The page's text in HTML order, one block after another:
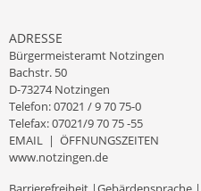
ADRESSE
Bürgermeisteramt Notzingen
Bachstr. 50
D-73274 Notzingen
Telefon: 07021 / 9 70 75-0
Telefax: 07021/9 70 75 -55
EMAIL | ÖFFNUNGSZEITEN
www.notzingen.de